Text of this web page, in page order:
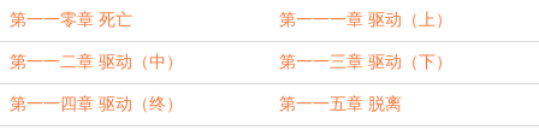
第一一零章 死亡 第一一一章 驱动（上）
第一一二章 驱动（中） 第一一三章 驱动（下）
第一一四章 驱动（终） 第一一五章 脱离